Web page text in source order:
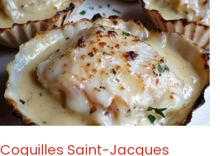
Coquilles Saint-Jacques